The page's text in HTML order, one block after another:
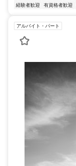
経験者歓迎
有資格者歓迎
アルバイト・パート